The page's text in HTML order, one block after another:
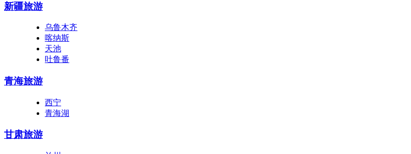
新疆旅游
乌鲁木齐
喀纳斯
天池
吐鲁番
青海旅游
西宁
青海湖
甘肃旅游